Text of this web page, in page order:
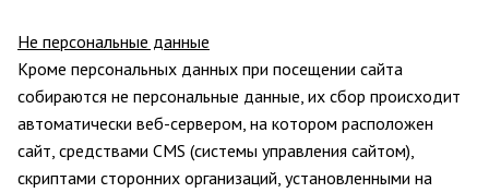
Не персональные данные
Кроме персональных данных при посещении сайта
собираются не персональные данные, их сбор происходит
автоматически веб-сервером, на котором расположен
сайт, средствами CMS (системы управления сайтом),
скриптами сторонних организаций, установленными на